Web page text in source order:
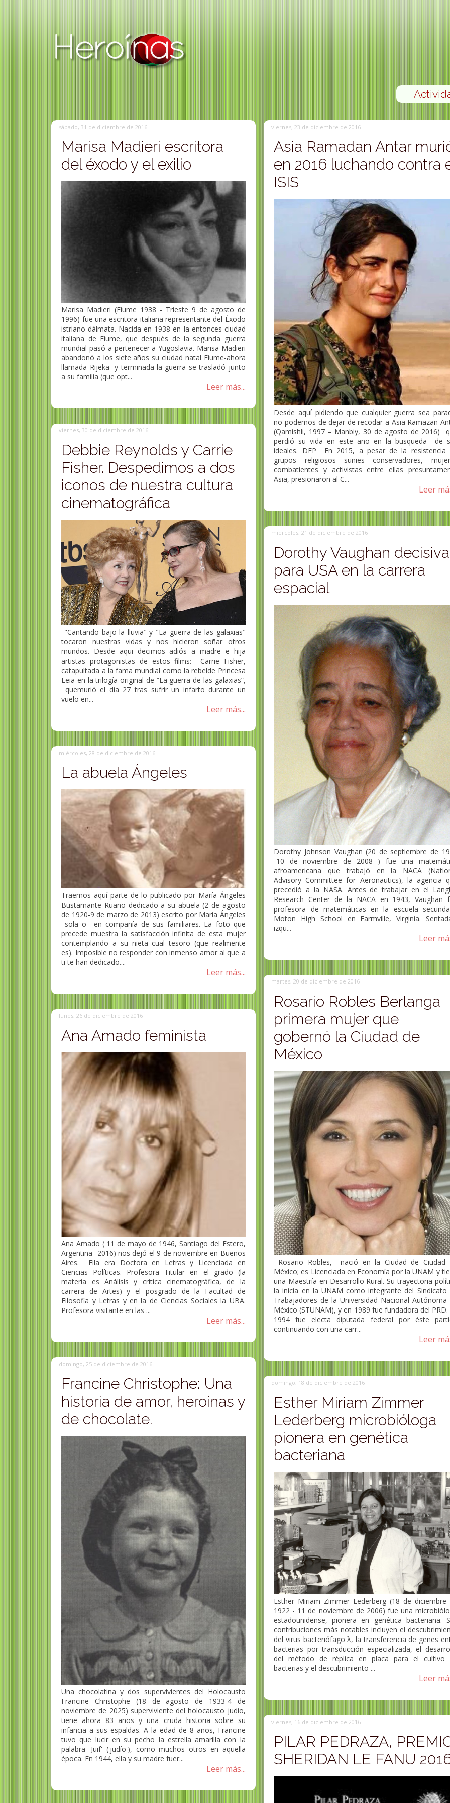
sábado, 31 de diciembre de 2016
Marisa Madieri escritora
del éxodo y el exilio
Marisa Madieri (Fiume 1938 - Trieste 9 de agosto de
1996) fue una escritora italiana representante del Éxodo
istriano-dálmata. Nacida en 1938 en la entonces ciudad
italiana de Fiume, que después de la segunda guerra
mundial pasó a pertenecer a Yugoslavia. Marisa Madieri
abandonó a los siete años su ciudad natal Fiume-ahora
llamada Rijeka- y terminada la guerra se trasladó junto
a su familia (que opt...
Leer más...
viernes, 30 de diciembre de 2016
Debbie Reynolds y Carrie
Fisher. Despedimos a dos
iconos de nuestra cultura
cinematográfica
"Cantando bajo la lluvia" y "La guerra de las galaxias"
tocaron nuestras vidas y nos hicieron soñar otros
mundos. Desde aqui decimos adiós a madre e hija
artistas protagonistas de estos films: Carrie Fisher,
catapultada a la fama mundial como la rebelde Princesa
Leia en la trilogía original de “La guerra de las galaxias”,
quemurió el día 27 tras sufrir un infarto durante un
vuelo en...
Leer más...
miércoles, 28 de diciembre de 2016
La abuela Ángeles
Traemos aquí parte de lo publicado por María Ángeles
Bustamante Ruano dedicado a su abuela (2 de agosto
de 1920-9 de marzo de 2013) escrito por María Ángeles
sola o en compañía de sus familiares. La foto que
precede muestra la satisfacción infinita de esta mujer
contemplando a su nieta cual tesoro (que realmente
es). Imposible no responder con inmenso amor al que a
ti te han dedicado....
Leer más...
lunes, 26 de diciembre de 2016
Ana Amado feminista
Ana Amado ( 11 de mayo de 1946, Santiago del Estero,
Argentina -2016) nos dejó el 9 de noviembre en Buenos
Aires. Ella era Doctora en Letras y Licenciada en
Ciencias Políticas. Profesora Titular en el grado (la
materia es Análisis y crítica cinematográfica, de la
carrera de Artes) y el posgrado de la Facultad de
Filosofia y Letras y en la de Ciencias Sociales la UBA.
Profesora visitante en las ...
Leer más...
domingo, 25 de diciembre de 2016
Francine Christophe: Una
historia de amor, heroínas y
de chocolate.
Una chocolatina y dos supervivientes del Holocausto
Francine Christophe (18 de agosto de 1933-4 de
noviembre de 2025) superviviente del holocausto judío,
tiene ahora 83 años y una cruda historia sobre su
infancia a sus espaldas. A la edad de 8 años, Francine
tuvo que lucir en su pecho la estrella amarilla con la
palabra 'Juif' ('judío'), como muchos otros en aquella
época. En 1944, ella y su madre fuer...
Leer más...
viernes, 23 de diciembre de 2016
Asia Ramadan Antar
en 2016 luchando contra
ISIS
Desde aquí pidiendo que cualquier guerra sea
no podemos de dejar de recodar a Asia Ramazan
(Qamishli, 1997 – Manbiy, 30 de agosto de 2016)
perdió su vida en este año en la busqueda de
ideales. DEP En 2015, a pesar de la resistencia
grupos religiosos sunies conservadores,
combatientes y activistas entre ellas
Asia, presionaron al C...
Leer
miércoles, 21 de diciembre de 2016
Dorothy Vaughan decisiva
para USA en la carrera
espacial
Dorothy Johnson Vaughan (20 de septiembre de
-10 de noviembre de 2008 ) fue una
afroamericana que trabajó en la NACA
Advisory Committee for Aeronautics), la agencia
precedió a la NASA. Antes de trabajar en el
Research Center de la NACA en 1943, Vaughan
profesora de matemáticas en la escuela
Moton High School en Farmville, Virginia.
izqu...
Leer
martes, 20 de diciembre de 2016
Rosario Robles Berlanga
primera mujer que
gobernó la Ciudad de
México
Rosario Robles, nació en la Ciudad de Ciudad
México; es Licenciada en Economía por la UNAM y
una Maestría en Desarrollo Rural. Su trayectoria
la inicia en la UNAM como integrante del Sindicato
Trabajadores de la Universidad Nacional Autónoma
México (STUNAM), y en 1989 fue fundadora del PRD.
1994 fue electa diputada federal por éste
continuando con una carr...
Leer
domingo, 18 de diciembre de 2016
Esther Miriam Zimmer
Lederberg microbióloga
pionera en genética
bacteriana
Esther Miriam Zimmer Lederberg (18 de diciembre
1922 - 11 de noviembre de 2006) fue una
estadounidense, pionera en genética bacteriana.
contribuciones más notables incluyen el
del virus bacteriófago λ, la transferencia de genes
bacterias por transducción especializada, el
del método de réplica en placa para el cultivo
bacterias y el descubrimiento ...
Leer
viernes, 16 de diciembre de 2016
PILAR PEDRAZA,
SHERIDAN LE FANU
Lilo Herrmann, activista de
la resistencia frente a los
Liselotte Herrmann, llamada "Lilo",
(23 de junio de 1909 - 20 de junio de
1938, ejecutada )...
Ana María Shua escritora
Ana María Shua (Buenos Aires, 22 de
abril de 1951) es una escritora
argentina. Su verdadero nombre...
Pura Vázquez poeta
Carmen Pura Vázquez Iglesias
25 de julio de 2006) fue una...
Haleh Afshar
Haleh Afshar, ( 21
profesora...